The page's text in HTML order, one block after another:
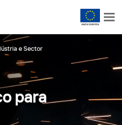
e Sector
para